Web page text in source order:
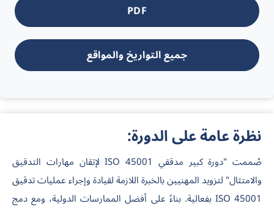
PDF
جميع التواريخ والمواقع
نظرة عامة على الدورة:
صُممت "دورة كبير مدققي ISO 45001 لإتقان مهارات التدقيق
والامتثال" لتزويد المهنيين بالخبرة اللازمة لقيادة وإجراء عمليات تدقيق
ISO 45001 بفعالية. بناءً على أفضل الممارسات الدولية، ومع دمج